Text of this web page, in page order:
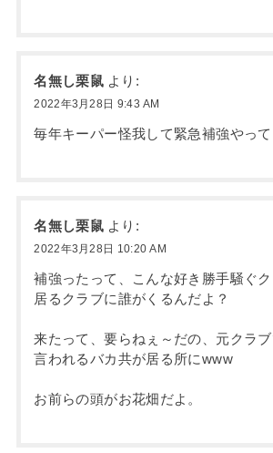
名無し栗鼠 より:
2022年3月28日 9:43 AM
毎年キーパー怪我して緊急補強やっ
名無し栗鼠 より:
2022年3月28日 10:20 AM
補強ったって、こんな好き勝手騒ぐ
居るクラブに誰がくるんだよ？
来たって、要らねぇ～だの、元クラ
言われるバカ共が居る所にwww
お前らの頭がお花畑だよ。